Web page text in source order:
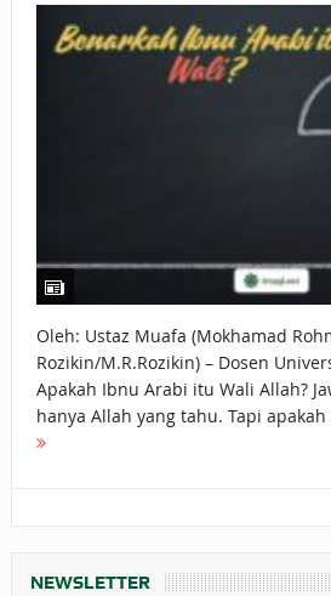
BAGAIMANA CARA MEMBAYAR
UANG HARAM BISA MENJADI
HUKUM MEMBAYAR ZAKAT
Oleh: Ustaz Muafa (Mokhamad
Rozikin/M.R.Rozikin) – Dosen
Apakah Ibnu Arabi itu Wali Allah?
hanya Allah yang tahu. Tapi apakah
NEWSLETTER